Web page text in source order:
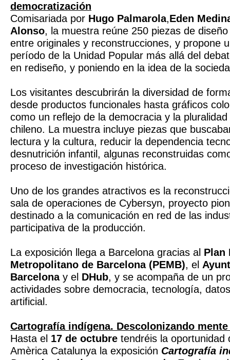
democratización
Comisariada por Hugo Palmarola,Eden
Alonso, la muestra reúne 250 piezas de
entre originales y reconstrucciones, y propone
período de la Unidad Popular más allá del
en rediseño, y poniendo en la idea de la
Los visitantes descubrirán la diversidad de
desde productos funcionales hasta gráficos
como un reflejo de la democracia y la
chileno. La muestra incluye piezas que
lectura y la cultura, reducir la dependencia
desnutrición infantil, algunas reconstruidas
proceso de investigación histórica.
Uno de los grandes atractivos es la
sala de operaciones de Cybersyn, proyecto
destinado a la comunicación en red de las
participativa de la producción.
La exposición llega a Barcelona gracias al Plan
Metropolitano de Barcelona (PEMB), el
Barcelonay el DHub, y se acompaña de un
actividades sobre democracia, tecnología,
artificial.
Cartografía indígena. Descolonizando
Hasta el 17 de octubre tendréis la oportunidad
Amèrica Catalunya la exposición Cartografía